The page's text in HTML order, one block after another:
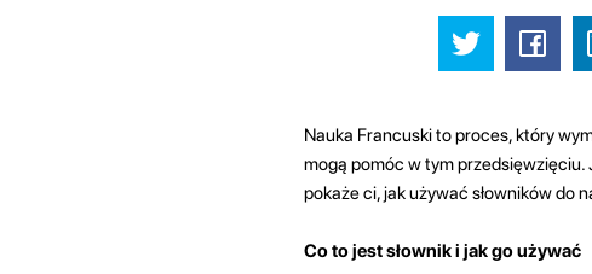
Nauka Francuski to proces, który
mogą pomóc w tym przedsięwzięciu.
pokaże ci, jak używać słowników do
Co to jest słownik i jak go używać